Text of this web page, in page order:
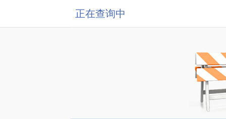
正在查询中